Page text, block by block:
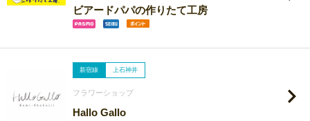
ビアードパパの作りたて工房
新宿線 上石神井
フラワーショップ
Hallo Gallo